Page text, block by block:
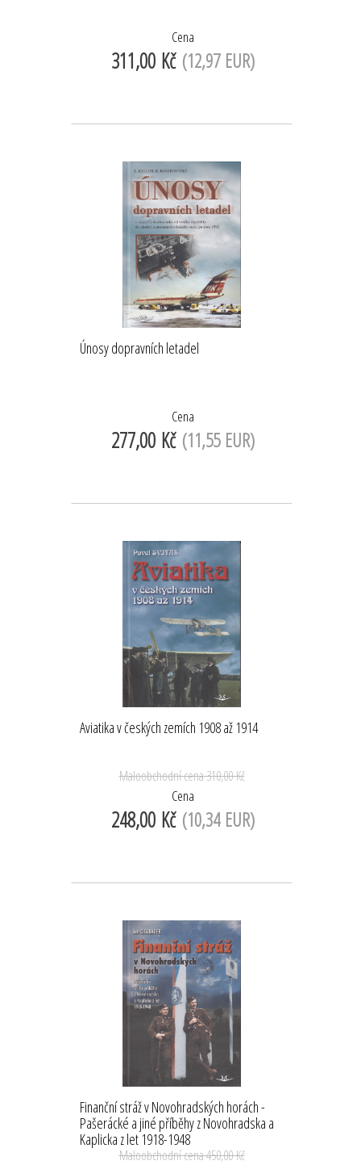
Cena
311,00 Kč (12,97 EUR)
Únosy dopravních letadel
Cena
277,00 Kč (11,55 EUR)
Aviatika v českých zemích 1908 až 1914
Maloobchodní cena310,00 Kč
Cena
248,00 Kč (10,34 EUR)
Finanční stráž v Novohradských horách -
Pašerácké a jiné příběhy z Novohradska a
Kaplicka z let 1918-1948
Maloobchodní cena450,00 Kč